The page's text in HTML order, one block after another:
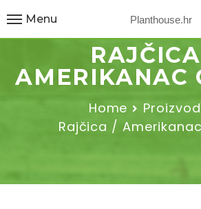
Planthouse.hr
Menu
AMERIKANAC
Home
Rajčica /